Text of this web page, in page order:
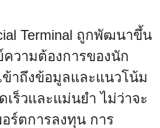
Terminal ถูกพัฒนาขึ้น
วามต้องการของนัก
ข้าถึงข้อมูลและแนวโน้ม
เร็วและแม่นยำ ไม่ว่าจะ
ร์ตการลงทุน การ